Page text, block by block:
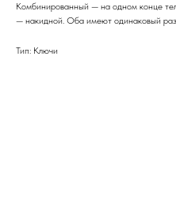
Комбинированный — на одном конце
— накидной. Оба имеют одинаковый
Тип: Ключи